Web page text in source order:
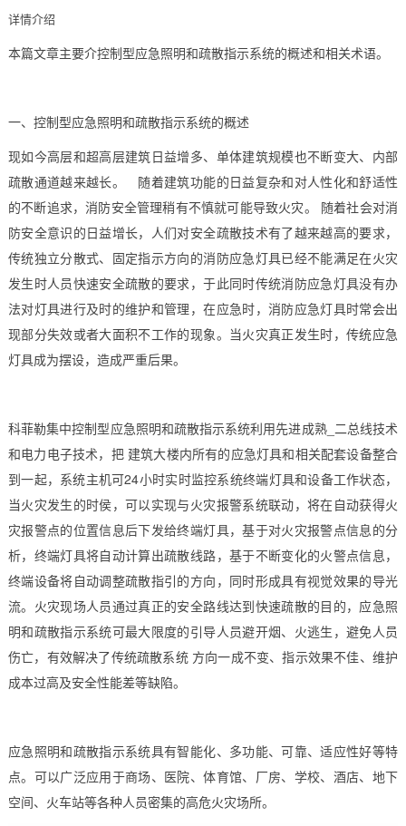
详情介绍
本篇文章主要介控制型应急照明和疏散指示系统的概述和相关术语。
一、控制型应急照明和疏散指示系统的概述
现如今高层和超高层建筑日益增多、单体建筑规模也不断变大、内部
疏散通道越来越长。 随着建筑功能的日益复杂和对人性化和舒适性
的不断追求，消防安全管理稍有不慎就可能导致火灾。 随着社会对消
防安全意识的日益增长，人们对安全疏散技术有了越来越高的要求，
传统独立分散式、固定指示方向的消防应急灯具已经不能满足在火灾
发生时人员快速安全疏散的要求，于此同时传统消防应急灯具没有办
法对灯具进行及时的维护和管理，在应急时，消防应急灯具时常会出
现部分失效或者大面积不工作的现象。当火灾真正发生时，传统应急
灯具成为摆设，造成严重后果。
科菲勒集中控制型应急照明和疏散指示系统利用先进成熟_二总线技术
和电力电子技术，把 建筑大楼内所有的应急灯具和相关配套设备整合
到一起，系统主机可24小时实时监控系统终端灯具和设备工作状态，
当火灾发生的时侯，可以实现与火灾报警系统联动，将在自动获得火
灾报警点的位置信息后下发给终端灯具，基于对火灾报警点信息的分
析，终端灯具将自动计算出疏散线路，基于不断变化的火警点信息，
终端设备将自动调整疏散指引的方向，同时形成具有视觉效果的导光
流。火灾现场人员通过真正的安全路线达到快速疏散的目的，应急照
明和疏散指示系统可最大限度的引导人员避开烟、火逃生，避免人员
伤亡，有效解决了传统疏散系统 方向一成不变、指示效果不佳、维护
成本过高及安全性能差等缺陷。
应急照明和疏散指示系统具有智能化、多功能、可靠、适应性好等特
点。可以广泛应用于商场、医院、体育馆、厂房、学校、酒店、地下
空间、火车站等各种人员密集的高危火灾场所。